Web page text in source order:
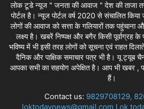
लोक टूडे न्यूज " जनता की आवाज " देश की ताजा
पोर्टल है। न्यूज पोर्टल वर्ष 2020 से संचालित
लोगों की आवाज को सत्ता के गलियारों तक पहुंचाना
लक्ष्य है। खबरें निष्पक्ष और बगैर किसी पूर्वाग्रह
भविष्य में भी इसी तरह लोगों को सूचना एवं राहत
दैनिक और पाक्षिक समाचार पत्र भी है। यू ट्यूब
आपका सभी का सहयोग अपेक्षित है। आप भी खबर ,
हैं।
Contact us: 9829708129,
loktodaynews@gmail.com Lok